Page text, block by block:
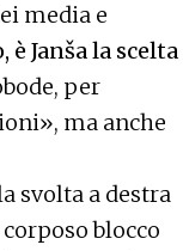
media e
è Janša la scelta
per
ma anche
svolta a destra
blocco